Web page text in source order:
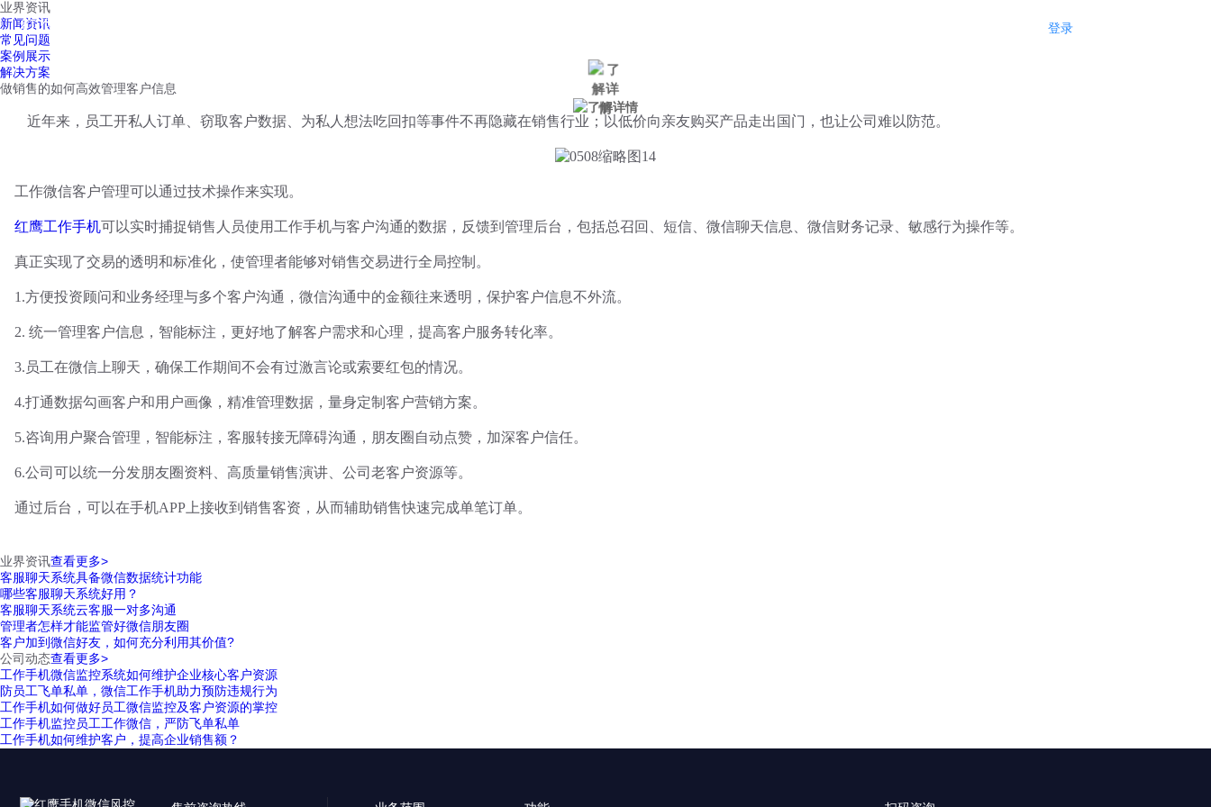
红鹰工作手机 登录
业界资讯
新闻资讯
常见问题
案例展示
解决方案
做销售的如何高效管理客户信息
近年来，员工开私人订单、窃取客户数据、为私人想法吃回扣等事件不再隐藏在销售行业；以低价向亲友购买产品走出国门，也让公司难以防范。
工作微信客户管理可以通过技术操作来实现。
红鹰工作手机可以实时捕捉销售人员使用工作手机与客户沟通的数据，反馈到管理后台，包括总召回、短信、微信聊天信息、微信财务记录、敏感行为操作等。
真正实现了交易的透明和标准化，使管理者能够对销售交易进行全局控制。
1.方便投资顾问和业务经理与多个客户沟通，微信沟通中的金额往来透明，保护客户信息不外流。
2. 统一管理客户信息，智能标注，更好地了解客户需求和心理，提高客户服务转化率。
3.员工在微信上聊天，确保工作期间不会有过激言论或索要红包的情况。
4.打通数据勾画客户和用户画像，精准管理数据，量身定制客户营销方案。
5.咨询用户聚合管理，智能标注，客服转接无障碍沟通，朋友圈自动点赞，加深客户信任。
6.公司可以统一分发朋友圈资料、高质量销售演讲、公司老客户资源等。
通过后台，可以在手机APP上接收到销售客资，从而辅助销售快速完成单笔订单。
业界资讯查看更多>
客服聊天系统具备微信数据统计功能
哪些客服聊天系统好用？
客服聊天系统云客服一对多沟通
管理者怎样才能监管好微信朋友圈
客户加到微信好友，如何充分利用其价值?
公司动态查看更多>
工作手机微信监控系统如何维护企业核心客户资源
防员工飞单私单，微信工作手机助力预防违规行为
工作手机如何做好员工微信监控及客户资源的掌控
工作手机监控员工工作微信，严防飞单私单
工作手机如何维护客户，提高企业销售额？